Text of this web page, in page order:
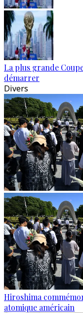
La plus grande
démarrer
Divers
Hiroshima
atomique américain